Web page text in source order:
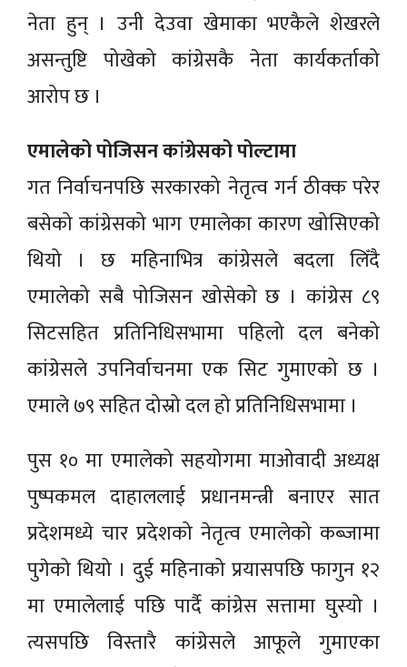
नेता हुन् । उनी देउवा खेमाका भएकैले शेखरले
असन्तुष्टि पोखेको कांग्रेसकै नेता कार्यकर्ताको
आरोप छ ।
एमालेको पोजिसन कांग्रेसको पोल्टामा
गत निर्वाचनपछि सरकारको नेतृत्व गर्न ठीक्क परेर
बसेको कांग्रेसको भाग एमालेका कारण खोसिएको
थियो । छ महिनाभित्र कांग्रेसले बदला लिँदै
एमालेको सबै पोजिसन खोसेको छ । कांग्रेस ८९
सिटसहित प्रतिनिधिसभामा पहिलो दल बनेको
कांग्रेसले उपनिर्वाचनमा एक सिट गुमाएको छ ।
एमाले ७९ सहित दोस्रो दल हो प्रतिनिधिसभामा ।
पुस १० मा एमालेको सहयोगमा माओवादी अध्यक्ष
पुष्पकमल दाहाललाई प्रधानमन्त्री बनाएर सात
प्रदेशमध्ये चार प्रदेशको नेतृत्व एमालेको कब्जामा
पुगेको थियो । दुई महिनाको प्रयासपछि फागुन १२
मा एमालेलाई पछि पार्दै कांग्रेस सत्तामा घुस्यो ।
त्यसपछि विस्तारै कांग्रेसले आफूले गुमाएका